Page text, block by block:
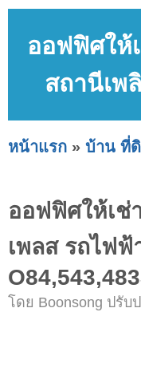
ออฟฟิศให้
สถานีเพ
หน้าแรก » บ้าน ที่
ออฟฟิศให้เช่
เพลส รถไฟฟ้
โดย Boonsong ปรับ